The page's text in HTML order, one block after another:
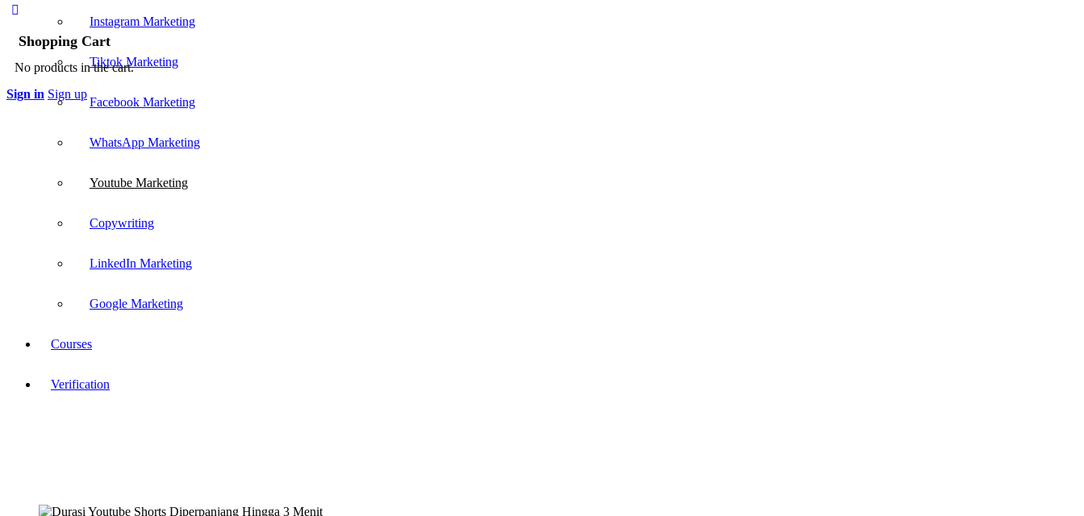
Shopping Cart
No products in the cart.
Sign in Sign up
Instagram Marketing
Tiktok Marketing
Facebook Marketing
WhatsApp Marketing
Youtube Marketing
Copywriting
LinkedIn Marketing
Google Marketing
Courses
Verification